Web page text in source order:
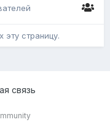
страницу.
связь